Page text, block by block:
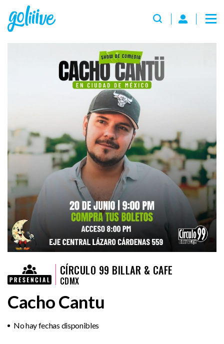
CÍRCULO 99 BILLAR & CAFE
CDMX
Cacho Cantu
No hay fechas disponibles